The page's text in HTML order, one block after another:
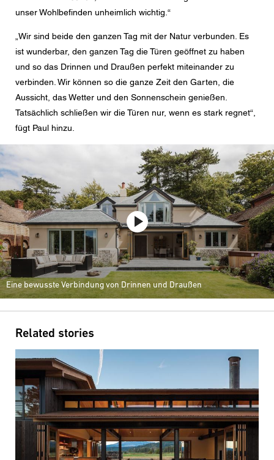
unser Wohlbefinden unheimlich wichtig.“
„Wir sind beide den ganzen Tag mit der Natur verbunden. Es
ist wunderbar, den ganzen Tag die Türen geöffnet zu haben
und so das Drinnen und Draußen perfekt miteinander zu
verbinden. Wir können so die ganze Zeit den Garten, die
Aussicht, das Wetter und den Sonnenschein genießen.
Tatsächlich schließen wir die Türen nur, wenn es stark regnet“,
fügt Paul hinzu.
Eine bewusste Verbindung von Drinnen und Draußen
Related stories